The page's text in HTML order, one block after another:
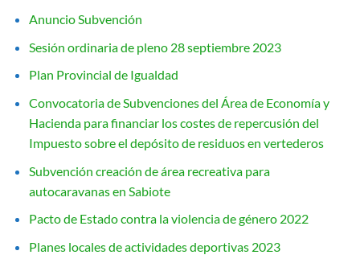
Anuncio Subvención
Sesión ordinaria de pleno 28 septiembre 2023
Plan Provincial de Igualdad
Convocatoria de Subvenciones del Área de Economía y
Hacienda para financiar los costes de repercusión del
Impuesto sobre el depósito de residuos en vertederos
Subvención creación de área recreativa para
autocaravanas en Sabiote
Pacto de Estado contra la violencia de género 2022
Planes locales de actividades deportivas 2023